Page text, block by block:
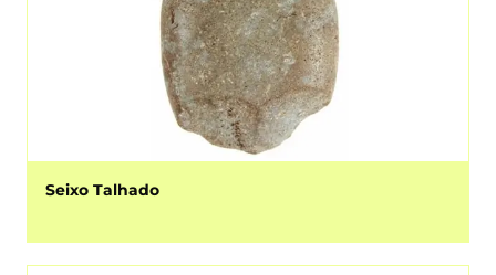
Seixo Talhado